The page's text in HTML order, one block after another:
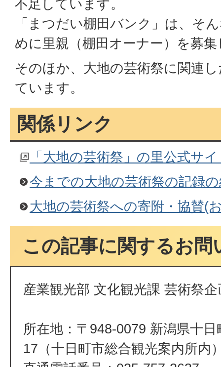
不足しています。
「まつだい棚田バンク」は、そ
めに里親（棚田オーナー）を募
そのほか、大地の芸術祭に関連
ています。
関係リンク
「大地の芸術祭」の里公式サ
今までの大地の芸術祭の記録
大地の芸術祭への寄附・協賛(
この記事に関するお問
産業観光部 文化観光課 芸術祭
所在地：〒948-0079 新潟県十
17（十日町市総合観光案内所内